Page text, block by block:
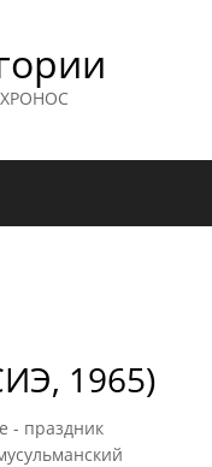
ХРОНОС
1965)
- праздник